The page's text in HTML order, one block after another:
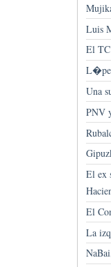
Luis
El
Una
PNV
El ex
El
La